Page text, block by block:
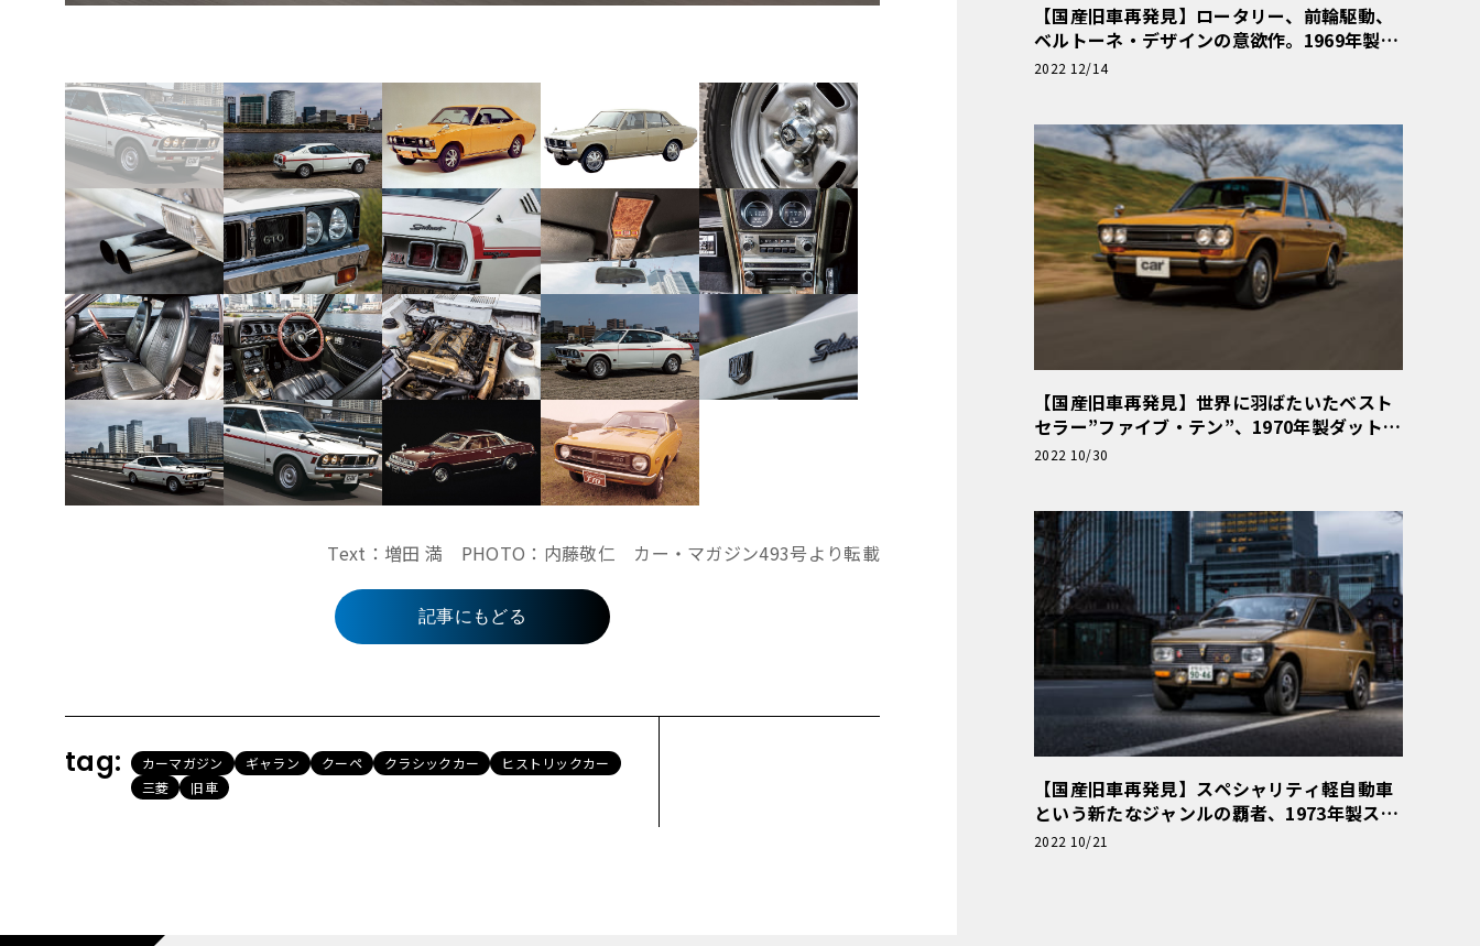
Text：増田 満 PHOTO：内藤敬仁 カー・マガジン493号より転載
記事にもどる
tag: カーマガジン ギャラン クーペ クラシックカー
ヒストリックカー
三菱
旧車
【国産旧車再発見】ロータリー、前輪駆動、
ベルトーネ・デザインの意欲作。1969年製マ
ツダ・ルーチェ・ロータリークーペ
2022 12/14
【国産旧車再発見】世界に羽ばたいたベスト
セラー”ファイブ・テン”、1970年製ダットサ
ン・ブルーバード1800SSS
2022 10/30
【国産旧車再発見】スペシャリティ軽自動車
という新たなジャンルの覇者、1973年製スズ
キ・フロンテクーペGX
2022 10/21